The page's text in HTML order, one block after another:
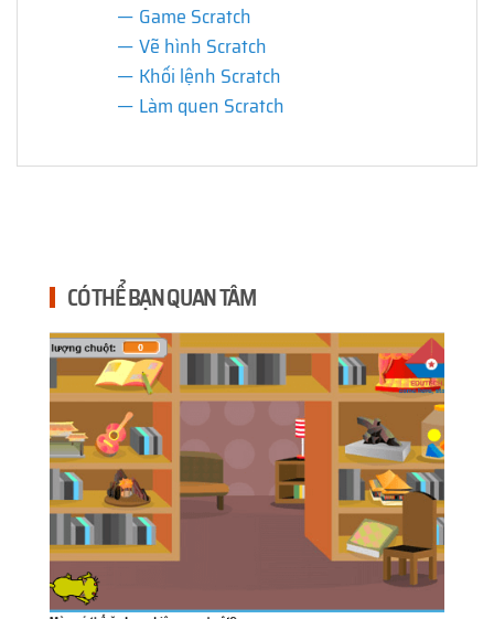
Game Scratch
Vẽ hình Scratch
Khối lệnh Scratch
Làm quen Scratch
CÓ THỂ BẠN QUAN TÂM